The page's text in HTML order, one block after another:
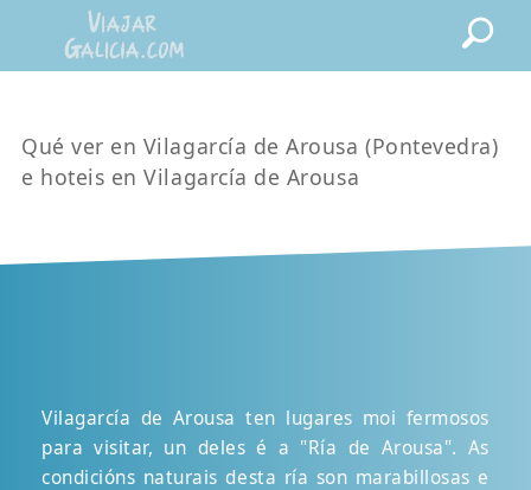
Qué ver en Vilagarcía de Arousa (Pontevedra)
e hoteis en Vilagarcía de Arousa
Vilagarcía de Arousa ten lugares moi fermosos
para visitar, un deles é a "Ría de Arousa". As
condicións naturais desta ría son marabillosas e